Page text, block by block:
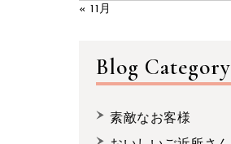
« 11月
Blog Category
素敵なお客様